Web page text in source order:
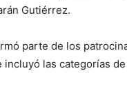
Gutiérrez.
parte de los
las categorías